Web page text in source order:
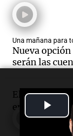
Una mañana para
Nueva
serán las
El Banco
en dólares